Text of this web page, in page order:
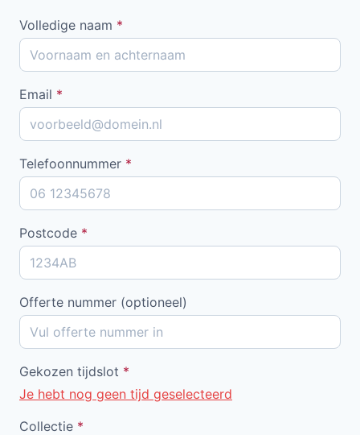
Volledige naam *
Email *
Telefoonnummer *
Postcode *
Offerte nummer (optioneel)
Gekozen tijdslot *
Je hebt nog geen tijd geselecteerd
Collectie *